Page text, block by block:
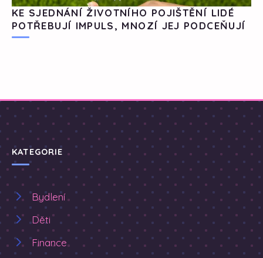
KE SJEDNÁNÍ ŽIVOTNÍHO POJIŠTĚNÍ LIDÉ
POTŘEBUJÍ IMPULS, MNOZÍ JEJ PODCEŇUJÍ
KATEGORIE
Bydlení
Děti
Finance